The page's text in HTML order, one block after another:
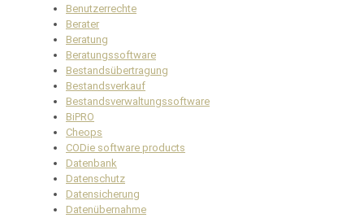
Benutzerrechte
Berater
Beratung
Beratungssoftware
Bestandsübertragung
Bestandsverkauf
Bestandsverwaltungssoftware
BiPRO
Cheops
CODie software products
Datenbank
Datenschutz
Datensicherung
Datenübernahme